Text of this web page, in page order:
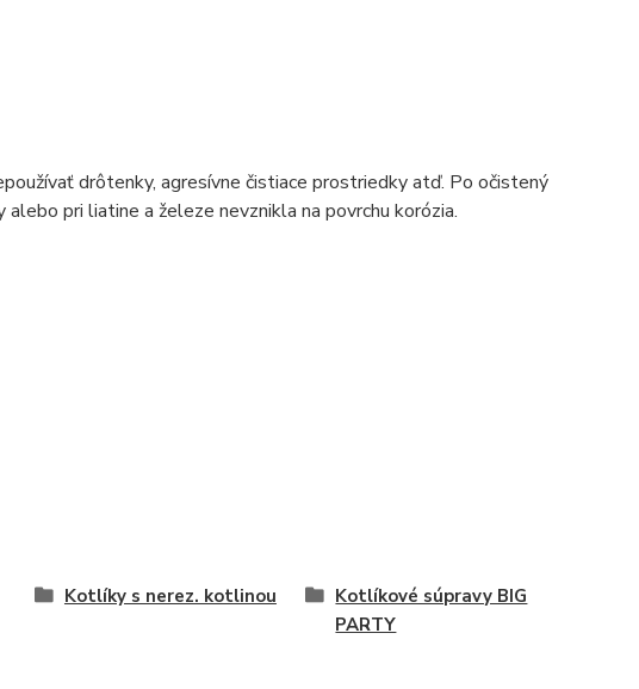
drôtenky, agresívne čistiace prostriedky atď. Po očistený
pri liatine a železe nevznikla na povrchu korózia.
Kotlíky s nerez. kotlinou
Kotlíkové súpravy BIG
PARTY